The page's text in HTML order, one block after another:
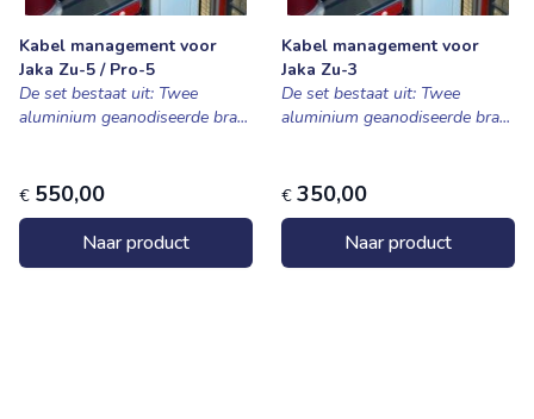
Kabel management voor
Jaka Zu-5 / Pro-5
De set bestaat uit: Twee
aluminium geanodiseerde bra...
€ 550,00
Naar product
Kabel management voor
Jaka Zu-3
De set bestaat uit: Twee
aluminium geanodiseerde bra...
€ 350,00
Naar product